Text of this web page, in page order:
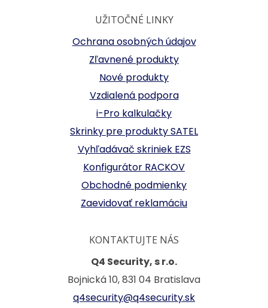
UŽITOČNÉ LINKY
Ochrana osobných údajov
Zľavnené produkty
Nové produkty
Vzdialená podpora
i-Pro kalkulačky
Skrinky pre produkty SATEL
Vyhľadávač skriniek EZS
Konfigurátor RACKOV
Obchodné podmienky
Zaevidovať reklamáciu
KONTAKTUJTE NÁS
Q4 Security, s r.o.
Bojnická 10, 831 04 Bratislava
q4security@q4security.sk